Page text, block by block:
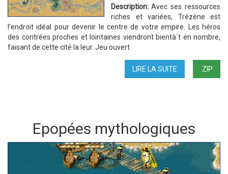
Description: Avec ses ressources
riches et variées, Trézène est
l'endroit idéal pour devenir le centre de votre empire. Les héros
des contrées proches et lointaines viendront bientà´t en nombre,
faisant de cette cité la leur. Jeu ouvert.
.ZIP
LIRE LA SUITE
BAC
Epopées mythologiques